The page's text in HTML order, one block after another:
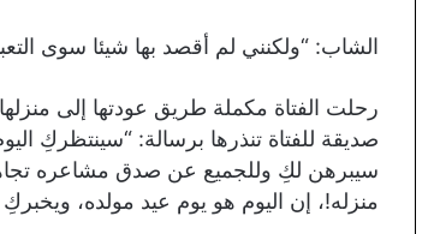
الشاب: “ولكنني لم أقصد بها شيئا سوى
رحلت الفتاة مكملة طريق عودتها إلى
صديقة للفتاة تنذرها برسالة: “سينتظركِ
سيبرهن لكِ وللجميع عن صدق مشاعره
منزله!، إن اليوم هو يوم عيد مولده،